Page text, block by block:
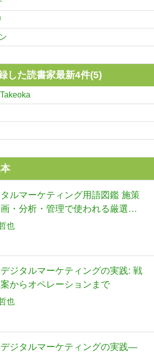
した読書家最新4件(5)
ルマーケティング用語図鑑 施策
・分析・管理で使われる厳選キ
ド256
也
ジタルマーケティングの実践: 戦
からオペレーションまで
也
ジタルマーケティングの実践―